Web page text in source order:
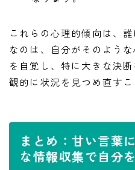
これらの心理的傾向は、
なのは、自分がそのよう
を自覚し、特に大きな決
観的に状況を見つめ直すこ
まとめ：甘い言葉
な情報収集で自分